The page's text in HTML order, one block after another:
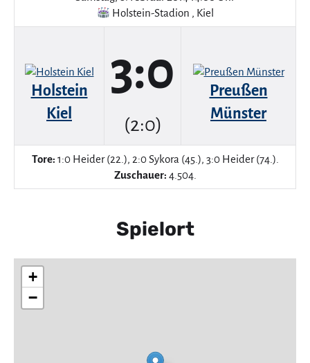
Holstein-Stadion , Kiel
Holstein
Kiel
3:0
(2:0)
Preußen
Münster
Tore: 1:0 Heider (22.), 2:0 Sykora (45.), 3:0 Heider (74.).
Zuschauer: 4.504.
Spielort
+
−